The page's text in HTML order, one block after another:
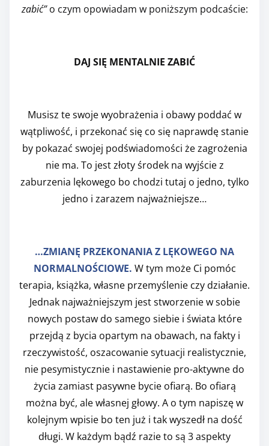
zabić”o czym opowiadam w poniższym podcaście:
DAJ SIĘ MENTALNIE ZABIĆ
Musisz te swoje wyobrażenia i obawy poddać w
wątpliwość, i przekonać się co się naprawdę stanie
by pokazać swojej podświadomości że zagrożenia
nie ma. To jest złoty środek na wyjście z
zaburzenia lękowego bo chodzi tutaj o jedno, tylko
jedno i zarazem najważniejsze…
…ZMIANĘ PRZEKONANIA Z LĘKOWEGO NA
NORMALNOŚCIOWE. W tym może Ci pomóc
terapia, książka, własne przemyślenie czy działanie.
Jednak najważniejszym jest stworzenie w sobie
nowych postaw do samego siebie i świata które
przejdą z bycia opartym na obawach, na fakty i
rzeczywistość, oszacowanie sytuacji realistycznie,
nie pesymistycznie i nastawienie pro-aktywne do
życia zamiast pasywne bycie ofiarą. Bo ofiarą
można być, ale własnej głowy. A o tym napiszę w
kolejnym wpisie bo ten już i tak wyszedł na dość
długi. W każdym bądź razie to są 3 aspekty